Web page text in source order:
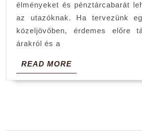
élményeket és pénztárcabarát
az utazóknak. Ha tervezünk
közeljövőben, érdemes előre
árakról és a
READ MOREREAD
MORE